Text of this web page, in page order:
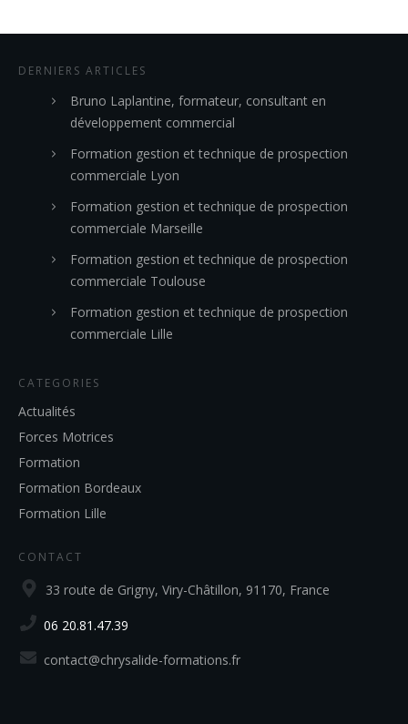
DERNIERS ARTICLES
Bruno Laplantine, formateur, consultant en
développement commercial
Formation gestion et technique de prospection
commerciale Lyon
Formation gestion et technique de prospection
commerciale Marseille
Formation gestion et technique de prospection
commerciale Toulouse
Formation gestion et technique de prospection
commerciale Lille
CATEGORIES
Actualités
Forces Motrices
Formation
Formation Bordeaux
Formation Lille
CONTACT
33 route de Grigny, Viry-Châtillon, 91170, France
06 20.81.47.39
contact@chrysalide-formations.fr